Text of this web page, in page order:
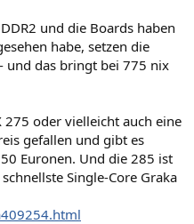
und die Boards haben
habe, setzen die
und das bringt bei 775 nix
275 oder vielleicht auch eine
gefallen und gibt es
Euronen. Und die 285 ist
Single-Core Graka